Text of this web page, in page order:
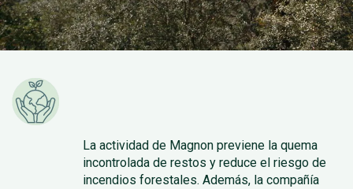
La actividad de Magnon previene la quema
incontrolada de restos y reduce el riesgo de
incendios forestales. Además, la compañía